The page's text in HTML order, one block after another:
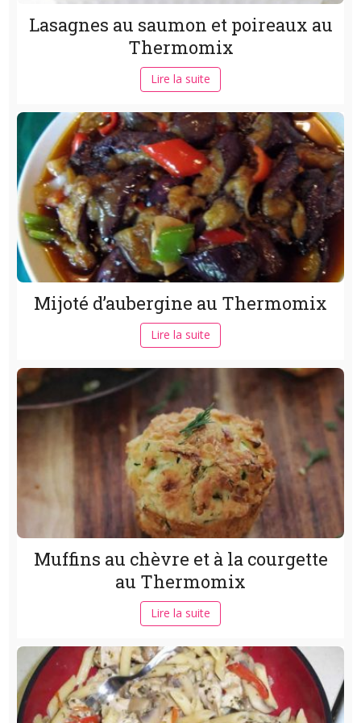
Lasagnes au saumon et poireaux au
Thermomix
Lire la suite
Mijoté d’aubergine au Thermomix
Lire la suite
Muffins au chèvre et à la courgette
au Thermomix
Lire la suite